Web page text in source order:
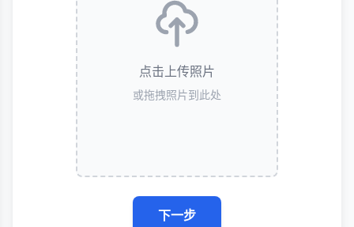
点击上传照片
或拖拽照片到此处
下一步